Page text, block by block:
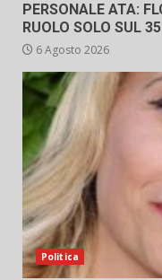
PERSONALE ATA:
RUOLO SOLO SUL
6 Agosto 2026
Politica